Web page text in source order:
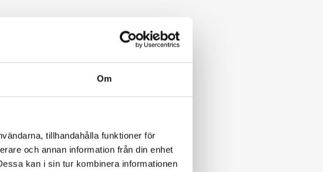
Om
tillhandahålla funktioner för
och annan information från din enhet
kan i sin tur kombinera informationen